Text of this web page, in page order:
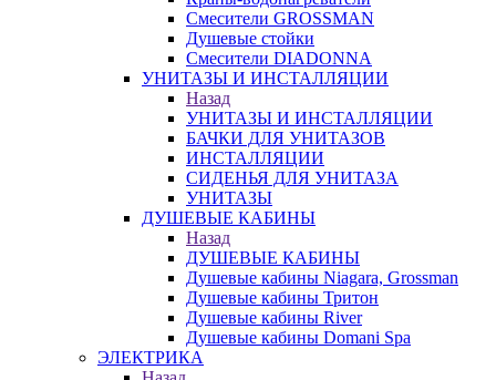
Смесители GROSSMAN
Душевые стойки
Смесители DIADONNA
УНИТАЗЫ И ИНСТАЛЛЯЦИИ
Назад
УНИТАЗЫ И ИНСТАЛЛЯЦИИ
БАЧКИ ДЛЯ УНИТАЗОВ
ИНСТАЛЛЯЦИИ
СИДЕНЬЯ ДЛЯ УНИТАЗА
УНИТАЗЫ
ДУШЕВЫЕ КАБИНЫ
Назад
ДУШЕВЫЕ КАБИНЫ
Душевые кабины Niagara, Grossman
Душевые кабины Тритон
Душевые кабины River
Душевые кабины Domani Spa
ЭЛЕКТРИКА